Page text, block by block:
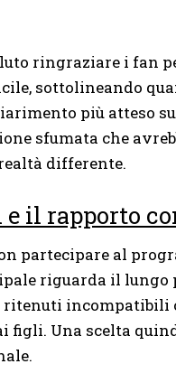
ringraziare i fan
sottolineando
più atteso
sfumata che
differente.
e il rapporto
partecipare al
riguarda il lungo
ritenuti incompatibili
figli. Una scelta